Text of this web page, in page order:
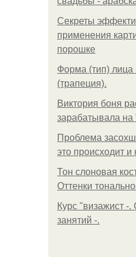
Секреты
применения
порошке
Форма (тип) лица
(трапеция).
Виктория боня
зарабатывала на
Проблема
это происходит и
Тон слоновая
Оттенки
Курс "визажист -.
занятий -.